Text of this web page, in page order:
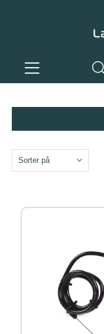
Sorter på